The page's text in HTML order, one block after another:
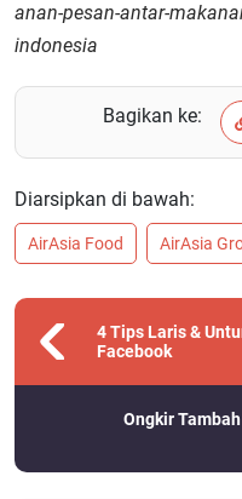
anan-pesan-antar-
indonesia
Bagikan ke:
Diarsipkan di bawah:
AirAsia Food AirAsia
4 Tips Laris &
Facebook
Ongkir